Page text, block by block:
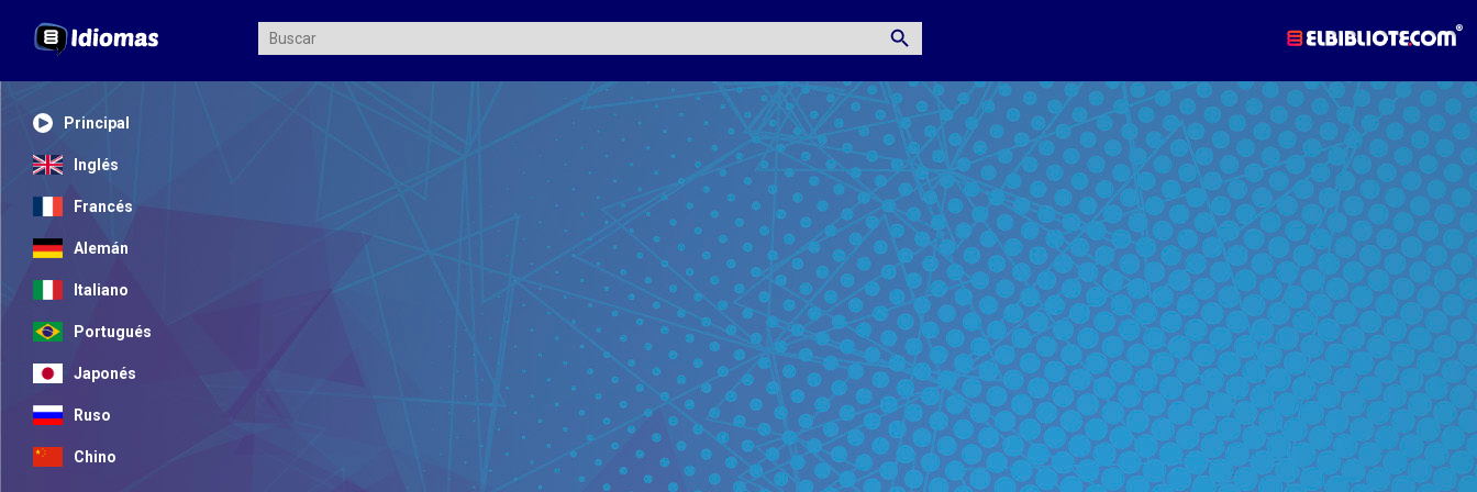
Principal
Inglés
Francés
Alemán
Italiano
Portugués
Japonés
Ruso
Chino